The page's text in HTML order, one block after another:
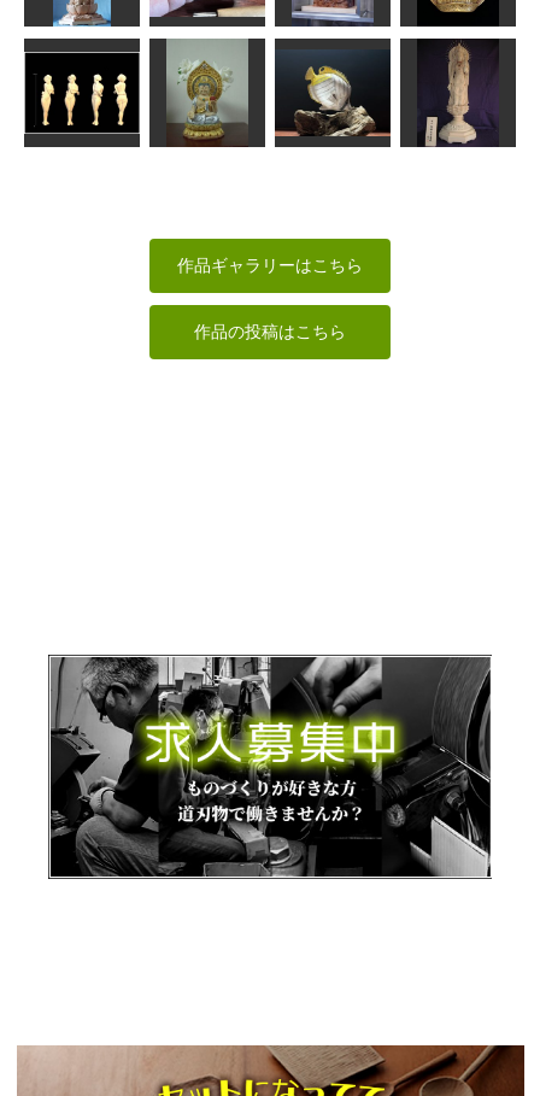
作品
みっちゃん MINI ちゅうさん
聖観音立像
合之内麻呂
根魚
MINI
不動明王坐像
春彫
獅子口
msuganuma
像
ウオ
作品ギャラリーはこちら
作品の投稿はこちら